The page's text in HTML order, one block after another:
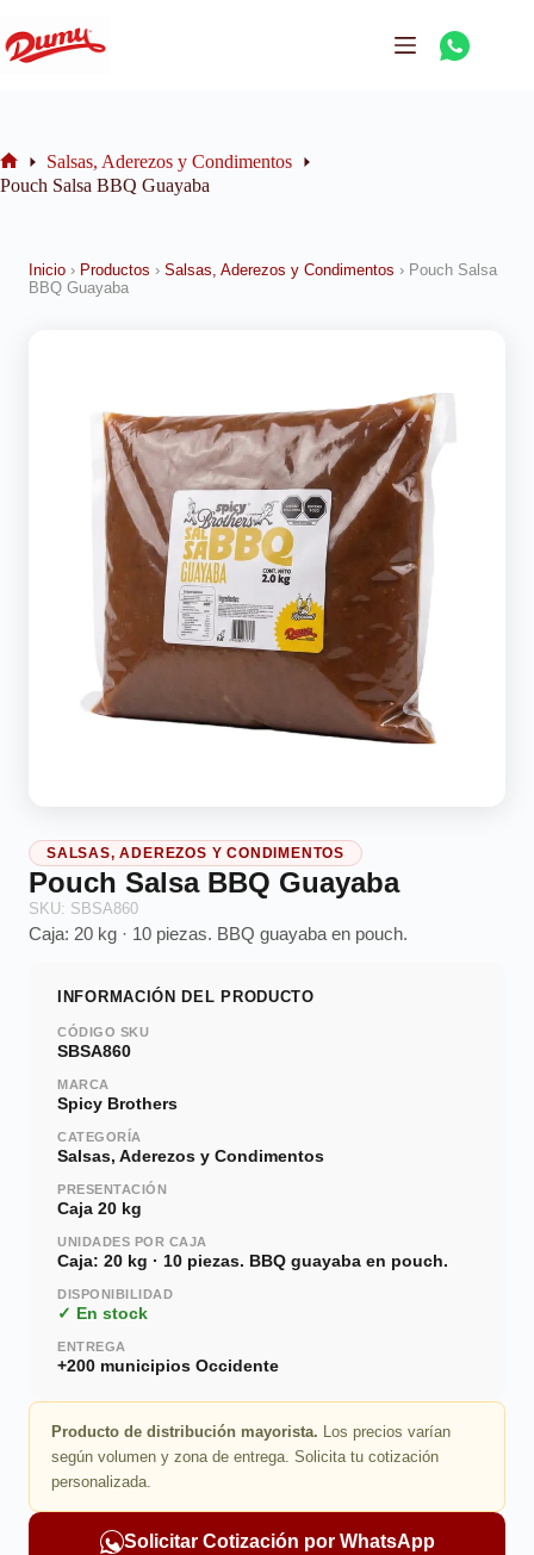
Salsas, Aderezos y Condimentos
Pouch Salsa BBQ Guayaba
Inicio › Productos › Salsas, Aderezos y Condimentos › Pouch Salsa
BBQ Guayaba
SALSAS, ADEREZOS Y CONDIMENTOS
Pouch Salsa BBQ Guayaba
SKU: SBSA860
Caja: 20 kg · 10 piezas. BBQ guayaba en pouch.
INFORMACIÓN DEL PRODUCTO
CÓDIGO SKU
SBSA860
MARCA
Spicy Brothers
CATEGORÍA
Salsas, Aderezos y Condimentos
PRESENTACIÓN
Caja 20 kg
UNIDADES POR CAJA
Caja: 20 kg · 10 piezas. BBQ guayaba en pouch.
DISPONIBILIDAD
✓ En stock
ENTREGA
+200 municipios Occidente
Producto de distribución mayorista. Los precios varían
según volumen y zona de entrega. Solicita tu cotización
personalizada.
Solicitar Cotización por WhatsApp